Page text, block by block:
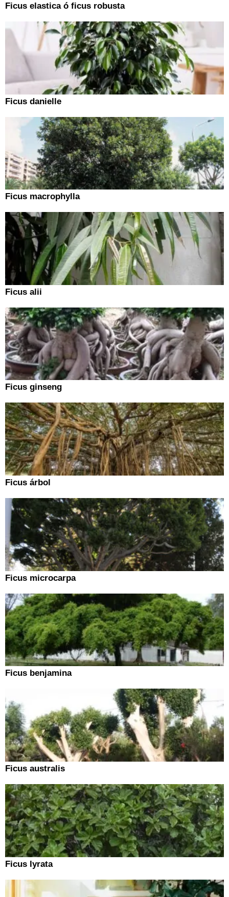
Ficus elastica ó ficus robusta
Ficus danielle
Ficus macrophylla
Ficus alii
Ficus ginseng
Ficus árbol
Ficus microcarpa
Ficus benjamina
Ficus australis
Ficus lyrata